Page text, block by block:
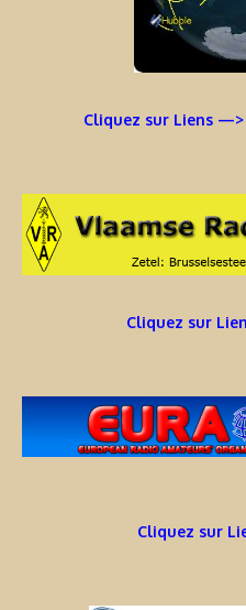
Cliquez sur Liens
Cliquez sur
Cliquez sur